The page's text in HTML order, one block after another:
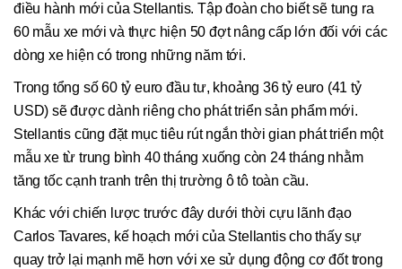
điều hành mới của Stellantis. Tập đoàn cho biết sẽ tung ra
60 mẫu xe mới và thực hiện 50 đợt nâng cấp lớn đối với các
dòng xe hiện có trong những năm tới.
Trong tổng số 60 tỷ euro đầu tư, khoảng 36 tỷ euro (41 tỷ
USD) sẽ được dành riêng cho phát triển sản phẩm mới.
Stellantis cũng đặt mục tiêu rút ngắn thời gian phát triển một
mẫu xe từ trung bình 40 tháng xuống còn 24 tháng nhằm
tăng tốc cạnh tranh trên thị trường ô tô toàn cầu.
Khác với chiến lược trước đây dưới thời cựu lãnh đạo
Carlos Tavares, kế hoạch mới của Stellantis cho thấy sự
quay trở lại mạnh mẽ hơn với xe sử dụng động cơ đốt trong